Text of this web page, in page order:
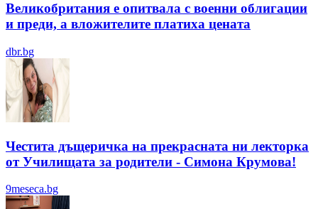
Великобритания е опитвала с военни облигации
и преди, а вложителите платиха цената
dbr.bg
Честита дъщеричка на прекрасната ни лекторка
от Училищата за родители - Симона Крумова!
9meseca.bg